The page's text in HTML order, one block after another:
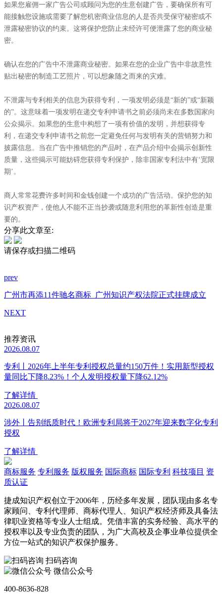
如果您雇佣一家广告公司或顾问为您的生意创建广告，要确保所有可
能接触您设施或需要了解您机密商业信息的人是否共受保守秘密或不
泄露秘密协议的约束。这将保护您防止未经许可便泄露了您的商业秘
密。
确认在您的广告中不泄露商业秘密。如果在您的企业广告中非故意性
贴出秘密的制造工艺照片，可以想象随之而来的灾难。
不泄露与专利相关的信息为获得专利，一项发明必须是“新的”或“新颖
的”。这意味着一项发明在递交专利申请书之前必须尚未在多数国家向
公众揭示。如果您的生意中构想了一项有价值的发明，并想获得专
利，在递交专利申请书之前您一定避免任何与发明有关的营销努力和
披露信息。当在广告中推销您的产品时，在产品介绍中会揭示创新性
质量，这些揭示可能妨碍您获得专利保护，除非国家专利法中有‘宽限
期’。
商人常常花费许多时间和金钱创建一个成功的广告活动。保护您的知
识产权资产，使他人不能不正当抄袭或随意利用您的革新性创造是重
要的。
分享此文章至:
请保存或扫描二维码
prev
广州市再添11件驰名商标 广州知识产权法院正式挂牌成立
NEXT
推荐资讯
2026.08.07
专利丨2026年上半年专利授权总量约150万件！实用新型授权
量同比下降8.23%！个人发明授权量下降62.12%
了解详情
2026.08.07
涉外丨告别纸质时代！欧洲专利局将于2027年迎来数字化专利
授权
了解详情
商标服务 专利服务 版权服务 国际商标 国际专利 科技项目 资
质认证
捷成知识产权创立于2006年，历经多年发展，团队现由多名专
家顾问、专利代理师、商标代理人、知识产权经济师及具备法
律职业资格等专业人士组成。凭借丰富的实务经验、高水平的
授权率以及专业负责的团队，为广大高校及企事业单位提供全
方位一站式的知识产权保护服务。
扫码咨询
微信公众号
400-8636-828